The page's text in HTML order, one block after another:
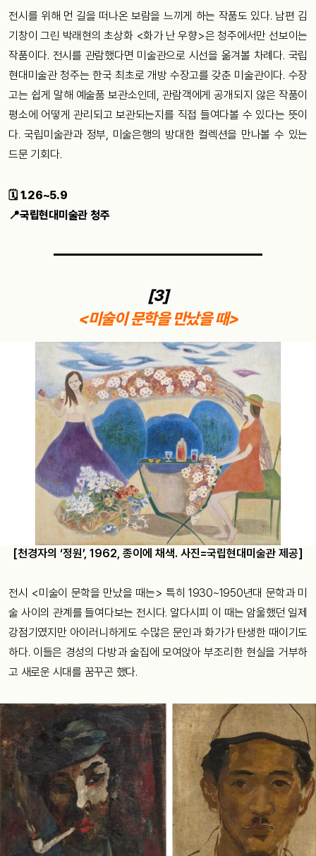
전시를 위해 먼 길을 떠나온 보람을 느끼게 하는 작품도 있다. 남편 김
기창이 그린 박래현의 초상화 <화가 난 우향>은 청주에서만 선보이는
작품이다. 전시를 관람했다면 미술관으로 시선을 옮겨볼 차례다. 국립
현대미술관 청주는 한국 최초로 개방 수장고를 갖춘 미술관이다. 수장
고는 쉽게 말해 예술품 보관소인데, 관람객에게 공개되지 않은 작품이
평소에 어떻게 관리되고 보관되는지를 직접 들여다볼 수 있다는 뜻이
다. 국립미술관과 정부, 미술은행의 방대한 컬렉션을 만나볼 수 있는
드문 기회다.
🗓 1.26~5.9
📍국립현대미술관 청주
[3]
<미술이 문학을 만났을 때>
[천경자의 ‘정원’, 1962, 종이에 채색. 사진=국립현대미술관 제공]
전시 <미술이 문학을 만났을 때는> 특히 1930~1950년대 문학과 미
술 사이의 관계를 들여다보는 전시다. 알다시피 이 때는 암울했던 일제
강점기였지만 아이러니하게도 수많은 문인과 화가가 탄생한 때이기도
하다. 이들은 경성의 다방과 술집에 모여앉아 부조리한 현실을 거부하
고 새로운 시대를 꿈꾸곤 했다.